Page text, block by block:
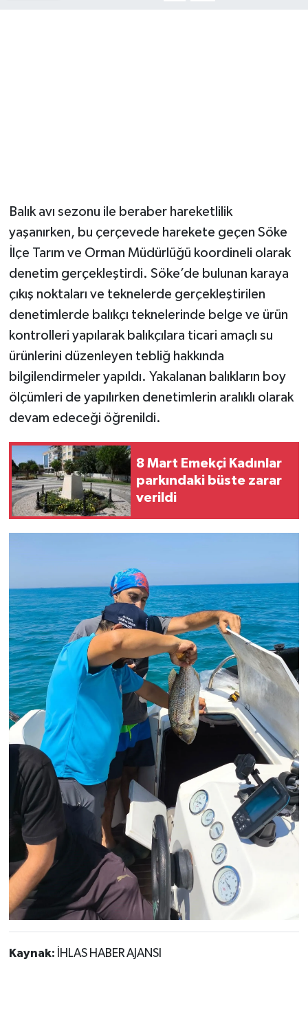
Balık avı sezonu ile beraber hareketlilik
yaşanırken, bu çerçevede harekete geçen Söke
İlçe Tarım ve Orman Müdürlüğü koordineli olarak
denetim gerçekleştirdi. Söke’de bulunan karaya
çıkış noktaları ve teknelerde gerçekleştirilen
denetimlerde balıkçı teknelerinde belge ve ürün
kontrolleri yapılarak balıkçılara ticari amaçlı su
ürünlerini düzenleyen tebliğ hakkında
bilgilendirmeler yapıldı. Yakalanan balıkların boy
ölçümleri de yapılırken denetimlerin aralıklı olarak
devam edeceği öğrenildi.
8 Mart Emekçi Kadınlar
parkındaki büste zarar
verildi
Kaynak: İHLAS HABER AJANSI